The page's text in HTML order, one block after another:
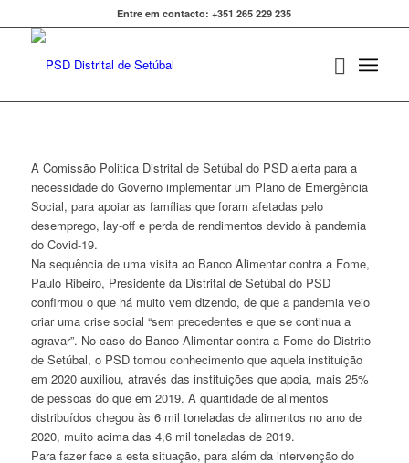
Entre em contacto: +351 265 229 235
A Comissão Politica Distrital de Setúbal do PSD alerta para a
necessidade do Governo implementar um Plano de Emergência
Social, para apoiar as famílias que foram afetadas pelo
desemprego, lay-off e perda de rendimentos devido à pandemia
do Covid-19.
Na sequência de uma visita ao Banco Alimentar contra a Fome,
Paulo Ribeiro, Presidente da Distrital de Setúbal do PSD
confirmou o que há muito vem dizendo, de que a pandemia veio
criar uma crise social “sem precedentes e que se continua a
agravar”. No caso do Banco Alimentar contra a Fome do Distrito
de Setúbal, o PSD tomou conhecimento que aquela instituição
em 2020 auxiliou, através das instituições que apoia, mais 25%
de pessoas do que em 2019. A quantidade de alimentos
distribuídos chegou às 6 mil toneladas de alimentos no ano de
2020, muito acima das 4,6 mil toneladas de 2019.
Para fazer face a esta situação, para além da intervenção do